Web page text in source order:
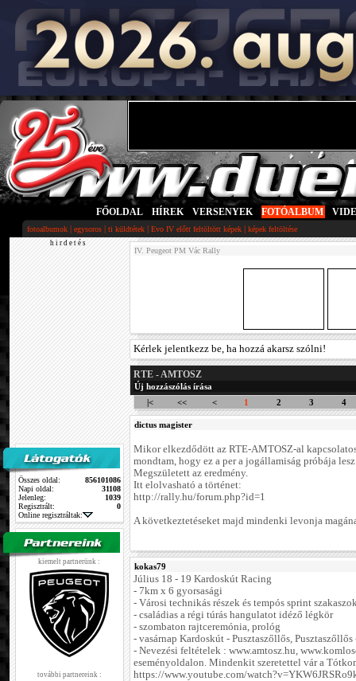
FŐOLDAL HÍREK VERSENYEK FOTÓALBUM
fotoalbumok | egysoros | ti küldtétek | Evo IV előtt feltöltött képek | képek feltöltése
h i r d e t é s
Összes oldal:
856101086
Napi oldal:
31108
Jelenleg:
1039
Regisztrált:
0
Online regisztráltak:
kiemelt partnerünk :
további partnereink :
IV. Peugeot PM Vác Rally
Kérlek jelentkezz be, ha hozzá akarsz szólni!
RTE - AMTOSZ
Új hozzászólás írása
|<
<< < 1 2 3 4
dictus magister
Mikor elkezdődött az RTE-AMTOSZ-al
mondtam, hogy ez a per a jogállamiság próbája
Megszületett az eredmény.
Itt elolvasható a történet:
http://rally.hu/forum.php?id=1
A következtetéseket majd mindenki levonja
kokas79
Július 18 - 19 Kardoskút Racing
- 7km x 6 gyorsasági
- Városi technikás részek és tempós sprint
- családias a régi túrás hangulatot idéző légkör
- szombaton rajtceremónia, prológ
- vasárnap Kardoskút - Pusztaszőllős,
- Nevezési feltételek : www.amtosz.hu,
eseményoldalon. Mindenkit szeretettel vár a
https://www.youtube.com/